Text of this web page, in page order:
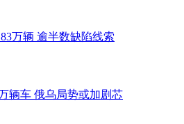
万辆 逾半数缺陷线索
辆车 俄乌局势或加剧芯